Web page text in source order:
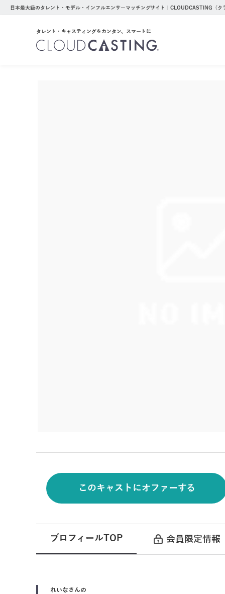
日本最大級のタレント・モデル・インフルエンサーマッチングサイト｜CLOUDCASTING（ク
タレント・キャスティングをカンタン、スマートに
このキャストにオファーする
プロフィールTOP 会員限定情報
れいな さんの